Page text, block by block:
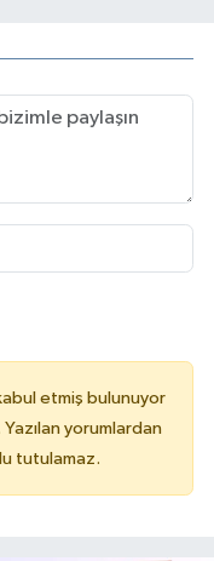
etmiş bulunuyor
yorumlardan
tutulamaz.